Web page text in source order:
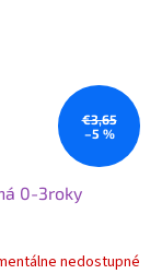
€3,65
–5 %
0-3roky
nedostupné